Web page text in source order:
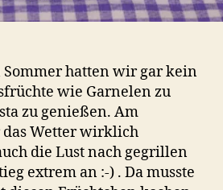
hatten wir gar kein
wie Garnelen zu
zu genießen. Am
Wetter wirklich
die Lust nach gegrillen
extrem an :-) . Da musste